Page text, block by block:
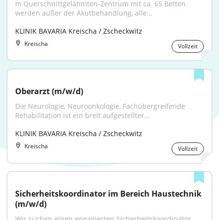
m Querschnittgelähmten-Zentrum mit ca. 65 Betten
werden außer der Akutbehandlung, alle...
KLINIK BAVARIA Kreischa / Zscheckwitz
Kreischa Vollzeit
Oberarzt (m/w/d)
Die Neurologie, Neuroonkologie, Fachübergreifende
Rehabilitation ist ein breit aufgestellter...
KLINIK BAVARIA Kreischa / Zscheckwitz
Kreischa Vollzeit
Sicherheitskoordinator im Bereich Haustechnik
(m/w/d)